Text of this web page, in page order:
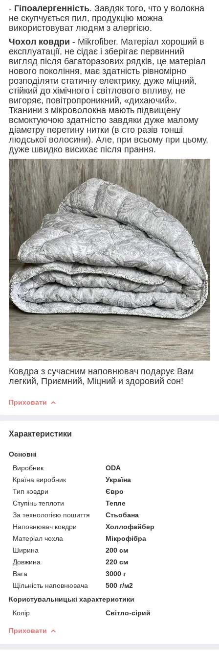
- Гіпоалергенність. Завдяк того, что у волокна
не скупчується пил, продукцію можна
використовуват людям з алергією.
Чохол ковдри - Mikrofiber. Матеріал хороший в
експлуатації, не сідає і зберігає первинний
вигляд після багаторазових рядків, це матеріал
нового покоління, має здатність рівномірно
розподіляти статичну електрику, дуже міцний,
стійкий до хімічного і світлового впливу, не
вигоряє, повітропроникний, «дихаючий».
Тканини з мікроволокна мають підвищену
всмоктуючою здатністю завдяки дуже малому
діаметру перетину нитки (в сто разів тонші
людської волосини). Але, при всьому при цьому,
дуже швидко висихає після прання.
Ковдра з сучасним наповнювач подарує Вам
легкий, Приємний, Міцний и здоровий сон!
Приховати
Характеристики
Основні
Виробник
ODA
Країна виробник
Україна
Тип ковдри
Євро
Ступінь теплоти
Тепле
За технологією пошиття
Стьобана
Наповнювач ковдри
Холлофайбер
Матеріал чохла
Мікрофібра
Ширина
200 см
Довжина
220 см
Вага
3000 г
Щільність наповнювача
500 г/м2
Користувальницькі характеристики
Колір
Світло-сірий
Приховати